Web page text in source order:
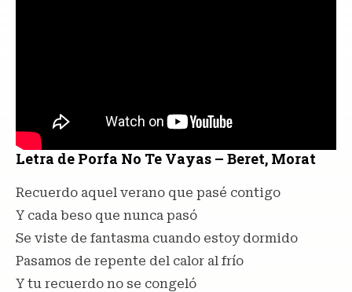
Letra de Porfa No Te Vayas – Beret, Morat
Recuerdo aquel verano que pasé contigo
Y cada beso que nunca pasó
Se viste de fantasma cuando estoy dormido
Pasamos de repente del calor al frío
Y tu recuerdo no se congeló